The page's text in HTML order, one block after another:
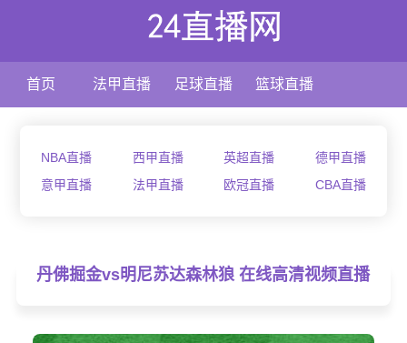
首页 法甲直播 足球直播 篮球直播
NBA直播 西甲直播 英超直播
德甲直播
意甲直播
法甲直播 欧冠直播 CBA直播
丹佛掘金vs明尼苏达森林狼 在线高清视频直播